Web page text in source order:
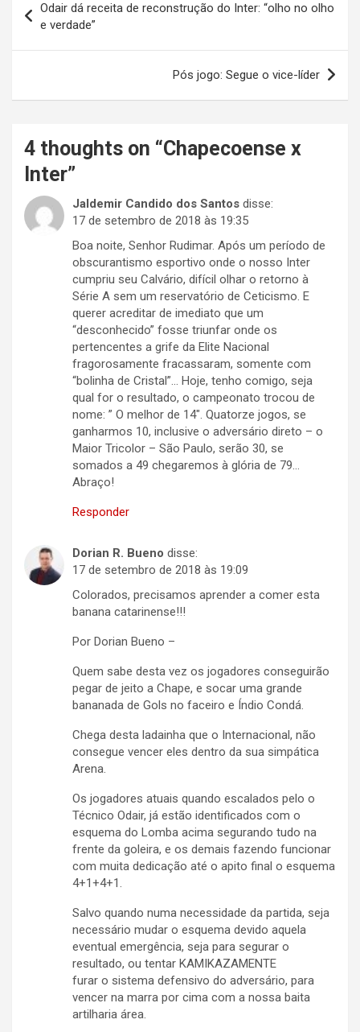
de
Post
Odair dá receita de reconstrução do Inter: “olho no olho
e verdade”
Pós jogo: Segue o vice-líder
4 thoughts on “Chapecoense x
Inter”
Jaldemir Candido dos Santos disse:
17 de setembro de 2018 às 19:35
Boa noite, Senhor Rudimar. Após um período de
obscurantismo esportivo onde o nosso Inter
cumpriu seu Calvário, difícil olhar o retorno à
Série A sem um reservatório de Ceticismo. E
querer acreditar de imediato que um
“desconhecido” fosse triunfar onde os
pertencentes a grife da Elite Nacional
fragorosamente fracassaram, somente com
“bolinha de Cristal”… Hoje, tenho comigo, seja
qual for o resultado, o campeonato trocou de
nome: ” O melhor de 14″. Quatorze jogos, se
ganharmos 10, inclusive o adversário direto – o
Maior Tricolor – São Paulo, serão 30, se
somados a 49 chegaremos à glória de 79…
Abraço!
Responder
Dorian R. Bueno disse:
17 de setembro de 2018 às 19:09
Colorados, precisamos aprender a comer esta
banana catarinense!!!
Por Dorian Bueno –
Quem sabe desta vez os jogadores conseguirão
pegar de jeito a Chape, e socar uma grande
bananada de Gols no faceiro e Índio Condá.
Chega desta ladainha que o Internacional, não
consegue vencer eles dentro da sua simpática
Arena.
Os jogadores atuais quando escalados pelo o
Técnico Odair, já estão identificados com o
esquema do Lomba acima segurando tudo na
frente da goleira, e os demais fazendo funcionar
com muita dedicação até o apito final o esquema
4+1+4+1.
Salvo quando numa necessidade da partida, seja
necessário mudar o esquema devido aquela
eventual emergência, seja para segurar o
resultado, ou tentar KAMIKAZAMENTE
furar o sistema defensivo do adversário, para
vencer na marra por cima com a nossa baita
artilharia área.